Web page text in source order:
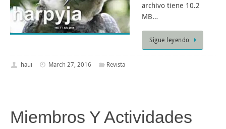
archivo tiene 10.2
MB…
Sigue leyendo
haui March 27, 2016 Revista
Miembros Y Actividades